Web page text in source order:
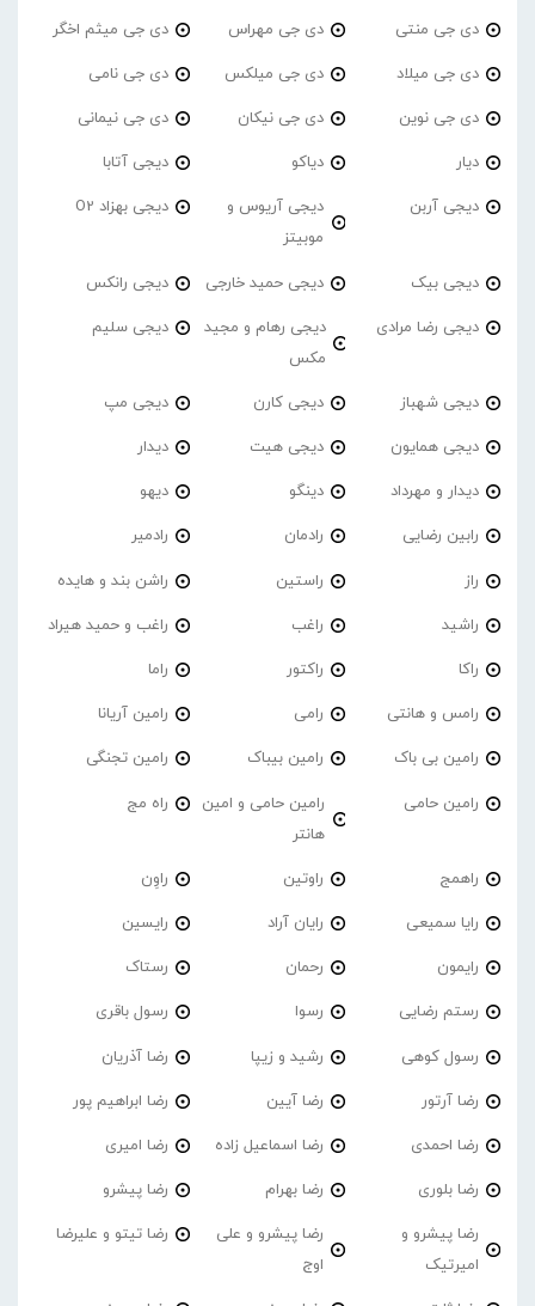
دی جی منتی دی جی مهراس دی جی میثم اخگر
دی جی میلاد دی جی میلکس دی جی نامی
دی جی نوین دی جی نیکان دی جی نیمانی
دیار دیاکو دیجی آتابا
دیجی آربن
دیجی آریوس و
موبیتز
دیجی بهزاد O2
دیجی بیک دیجی حمید خارجی دیجی رانکس
دیجی رضا مرادی
دیجی رهام و مجید
مکس
دیجی سلیم
دیجی شهباز دیجی کارن دیجی مپ
دیجی همایون دیجی هیت دیدار
دیدار و مهرداد دینگو دیهو
رابین رضایی رادمان رادمیر
راز راستین راشن بند و هایده
راشید راغب راغب و حمید هیراد
راکا راکتور راما
رامس و هانتی رامی رامین آریانا
رامین بی باک رامین بیباک رامین تجنگی
رامین حامی
رامین حامی و امین
هانتر
راه مج
راهمج راوتین راوِن
رایا سمیعی رایان آراد رایسین
رایمون رحمان رستاک
رستم رضایی رسوا رسول باقری
رسول کوهی رشید و زیپا رضا آذریان
رضا آرتور رضا آیین رضا ابراهیم پور
رضا احمدی رضا اسماعیل زاده رضا امیری
رضا بلوری رضا بهرام رضا پیشرو
رضا پیشرو و
امیرتیک
رضا پیشرو و علی
اوج
رضا تیتو و علیرضا